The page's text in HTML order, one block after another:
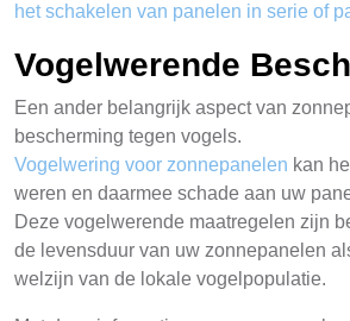
het schakelen van panelen in serie of
Vogelwerende
Een ander belangrijk aspect van
bescherming tegen vogels.
Vogelwering voor zonnepanelen kan
weren en daarmee schade aan uw
Deze vogelwerende maatregelen zijn
de levensduur van uw zonnepanelen
welzijn van de lokale vogelpopulatie.